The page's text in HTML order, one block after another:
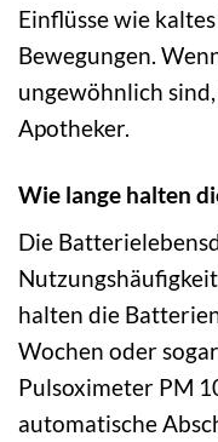
Einflüsse wie
Bewegungen.
ungewöhnlich
Apotheker.
Wie lange halten
Die
halten die
Wochen oder
Pulsoximeter PM
automatische